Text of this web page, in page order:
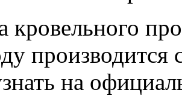
кровельного
производится
на